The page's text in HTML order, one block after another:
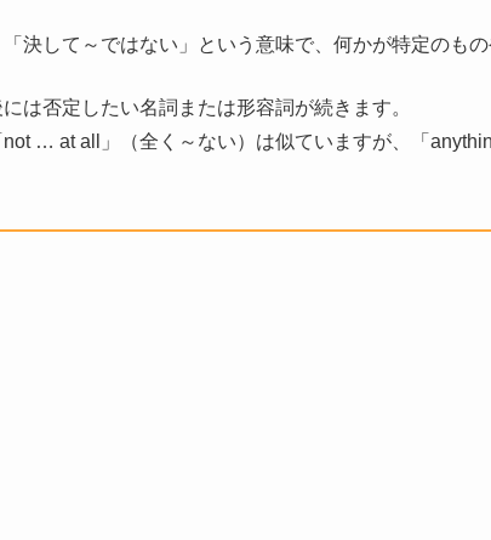
決して～ではない」という意味で、何かが特定のも
は否定したい名詞または形容詞が続きます。
… at all」（全く～ない）は似ていますが、「